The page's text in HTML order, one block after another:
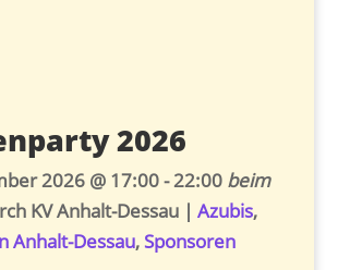
2026
2026 @ 17:00- 22:00 beim
KV Anhalt-Dessau |Azubis,
Anhalt-Dessau, Sponsoren